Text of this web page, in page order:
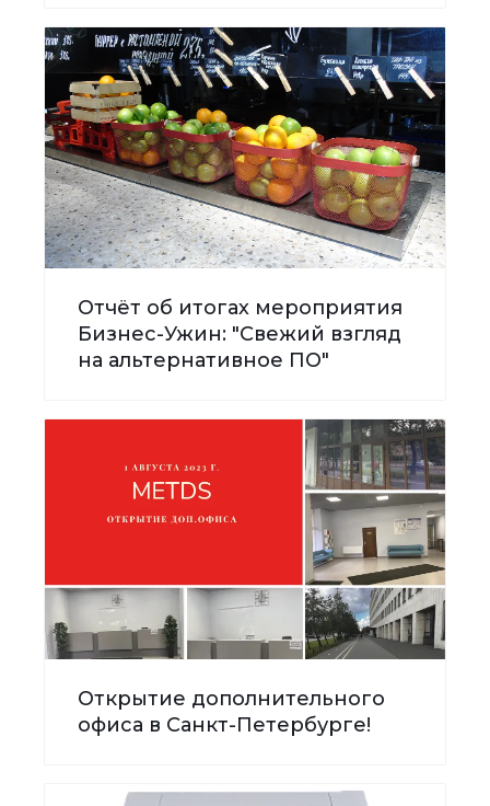
Отчёт об итогах мероприятия
Бизнес-Ужин: "Свежий взгляд
на альтернативное ПО"
Открытие дополнительного
офиса в Санкт-Петербурге!